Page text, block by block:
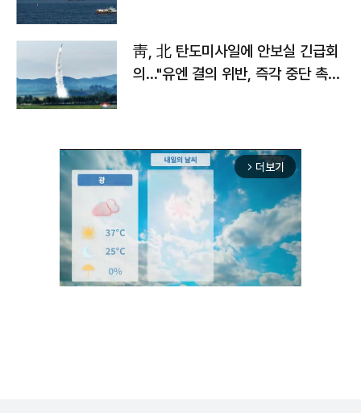
靑, 北 탄도미사일에 안보실 긴급회
의…"유엔 결의 위반, 즉각 중단 촉
arrow_forward_ios 더보기